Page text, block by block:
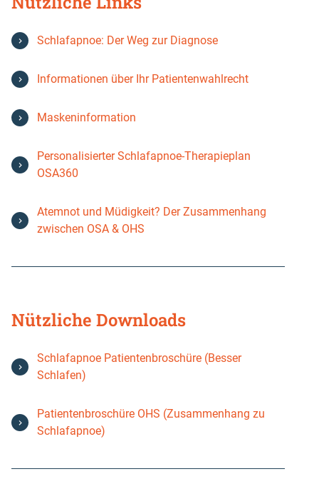
Für privat Versicherte (PKV):
Schlafapnoe: Der Weg zur Diagnose
Informationen über Ihr Patientenwahlrecht
Maskeninformation
Personalisierter Schlafapnoe-Therapieplan
OSA360
Atemnot und Müdigkeit? Der Zusammenhang
zwischen OSA & OHS
Nützliche Downloads
Schlafapnoe Patientenbroschüre (Besser
Schlafen)
Patientenbroschüre OHS (Zusammenhang zu
Schlafapnoe)